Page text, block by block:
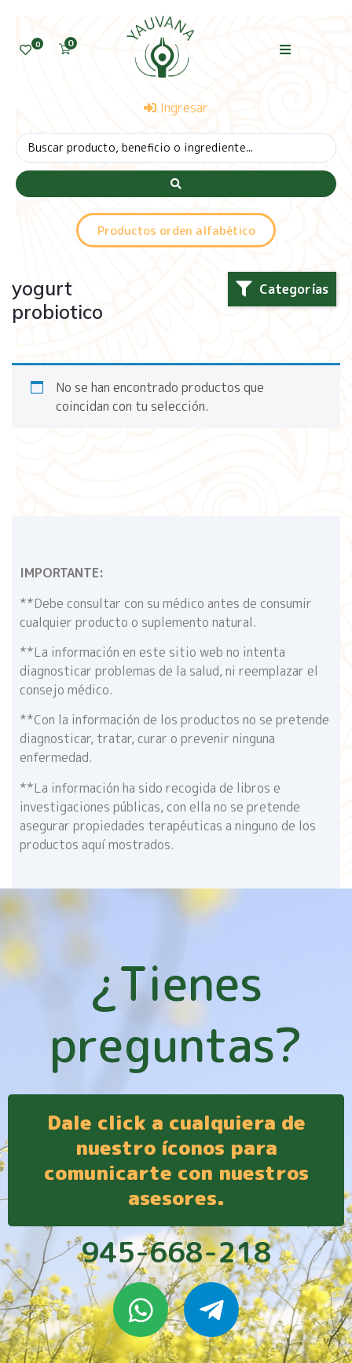
0 0
Ingresar
Productos orden alfabético
Categorías
yogurt
probiotico
No se han encontrado productos que
coincidan con tu selección.
IMPORTANTE:
**Debe consultar con su médico antes de consumir
cualquier producto o suplemento natural.
**La información en este sitio web no intenta
diagnosticar problemas de la salud, ni reemplazar el
consejo médico.
**Con la información de los productos no se pretende
diagnosticar, tratar, curar o prevenir ninguna
enfermedad.
**La información ha sido recogida de libros e
investigaciones públicas, con ella no se pretende
asegurar propiedades terapéuticas a ninguno de los
productos aquí mostrados.
¿Tienes
preguntas?
Dale click a cualquiera de
nuestro íconos para
comunicarte con nuestros
asesores.
945-668-218